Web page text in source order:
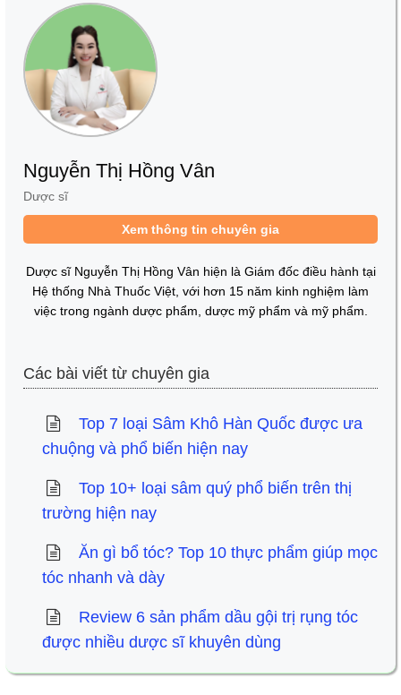
Nguyễn Thị Hồng Vân
Dược sĩ
Xem thông tin chuyên gia
Dược sĩ Nguyễn Thị Hồng Vân hiện là Giám đốc điều hành tại
Hệ thống Nhà Thuốc Việt, với hơn 15 năm kinh nghiệm làm
việc trong ngành dược phẩm, dược mỹ phẩm và mỹ phẩm.
Các bài viết từ chuyên gia
Top 7 loại Sâm Khô Hàn Quốc được ưa
chuộng và phổ biến hiện nay
Top 10+ loại sâm quý phổ biến trên thị
trường hiện nay
Ăn gì bổ tóc? Top 10 thực phẩm giúp mọc
tóc nhanh và dày
Review 6 sản phẩm dầu gội trị rụng tóc
được nhiều dược sĩ khuyên dùng